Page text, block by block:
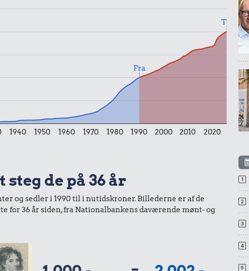
Tyggegummi
19 kr.
Samlet pris i 2026
indkøbskurv gennem tiderne. Priser i nutidskroner er estimeret af
er på baggrund af forbrugerprisindekset fra Danmarks Statistik.
1940 1950 1960 1970 1980 1990 2000 2010 2020
Fra
Til
steg de på 36 år
og sedler i 1990 til i nutidskroner. Billederne er af de
for 36 år siden, fra Nationalbankens daværende mønt- og